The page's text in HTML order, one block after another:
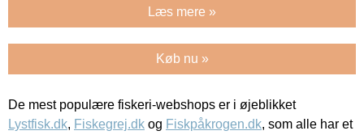
Læs mere »
Køb nu »
De mest populære fiskeri-webshops er i øjeblikket
Lystfisk.dk, Fiskegrej.dk og Fiskpåkrogen.dk, som alle har et